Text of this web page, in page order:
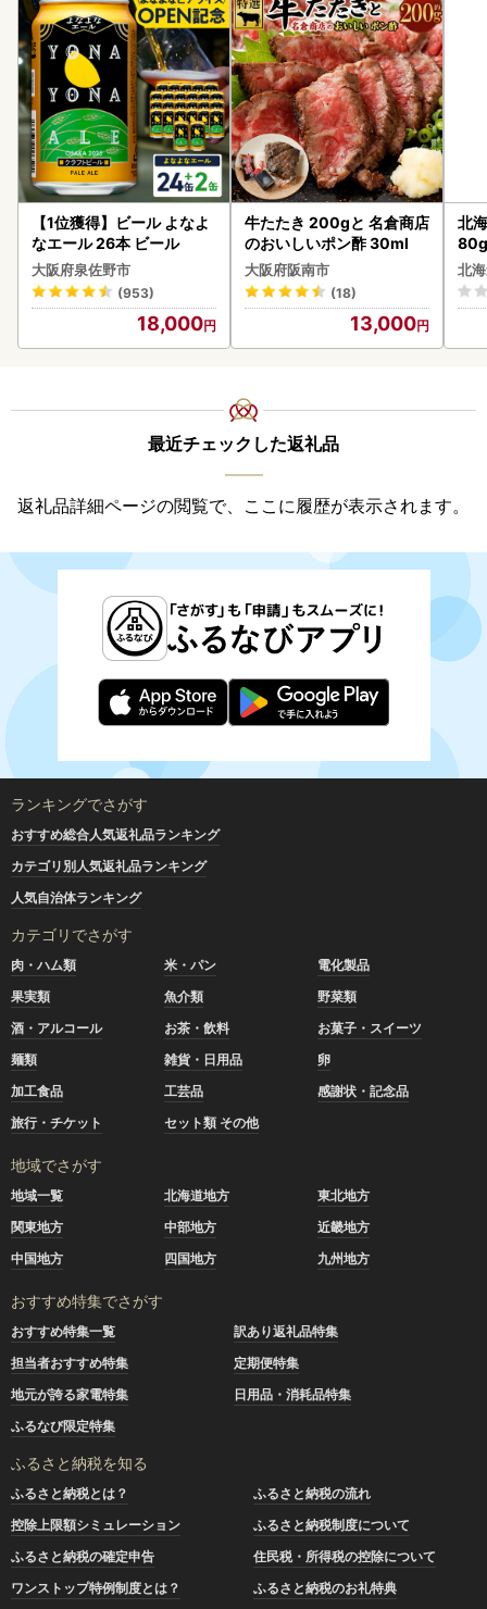
【1位獲得】ビール よなよ
なエール 26本 ビール
大阪府泉佐野市
(953)
18,000
牛たたき 200gと 名倉商店
のおいしいポン酢 30ml
大阪府阪南市
(18)
13,000
北
ク
く
道
北
最近チェックした返礼品
返礼品詳細ページの閲覧で、ここに履歴が表示されます。
ランキングでさがす
おすすめ総合人気返礼品ランキング
カテゴリ別人気返礼品ランキング
人気自治体ランキング
カテゴリでさがす
肉・ハム類 米・パン
電化製品
果実類
魚介類
野菜類
酒・アルコール
お茶・飲料
お菓子・スイーツ
麺類
雑貨・日用品
卵
加工食品
工芸品
感謝状・記念品
旅行・チケット
セット類 その他
地域でさがす
地域一覧 北海道地方
東北地方
関東地方
中部地方
近畿地方
中国地方
四国地方 九州地方
おすすめ特集でさがす
おすすめ特集一覧
訳あり返礼品特集
担当者おすすめ特集
定期便特集
地元が誇る家電特集
日用品・消耗品特集
ふるなび限定特集
ふるさと納税を知る
ふるさと納税とは？
ふるさと納税の流れ
控除上限額シミュレーション
ふるさと納税制度について
ふるさと納税の確定申告
住民税・所得税の控除について
ワンストップ特例制度とは？
ふるさと納税のお礼特典